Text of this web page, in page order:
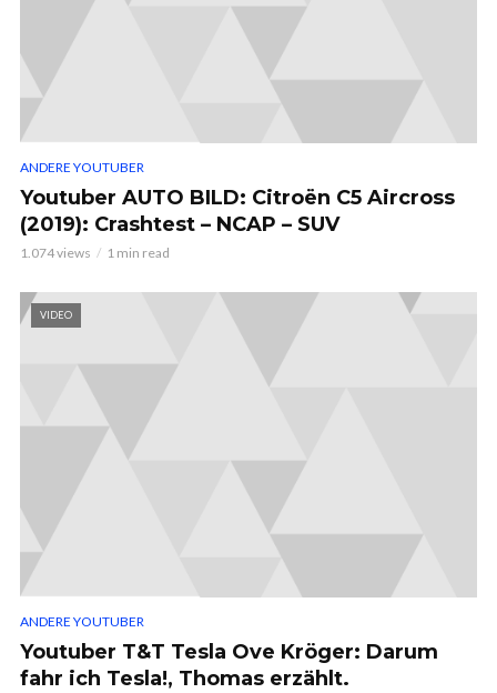
ANDERE YOUTUBER
Youtuber AUTO BILD: Citroën C5 Aircross
(2019): Crashtest – NCAP – SUV
1.074 views 1 min read
VIDEO
ANDERE YOUTUBER
Youtuber T&T Tesla Ove Kröger: Darum
fahr ich Tesla!, Thomas erzählt.